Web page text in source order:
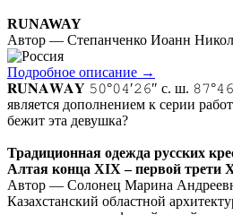
RUNAWAY
Автор — Степанченко Иоанн
Подробное описание →
𝐑𝐔𝐍𝐀𝐖𝐀𝐘 𝟻𝟶°𝟶𝟺′𝟸𝟼″ с. ш. 𝟾𝟽°𝟺𝟼
является дополнением к серии
бежит эта девушка?
Традиционная одежда русских
Алтая конца ХІХ – первой трети
Автор — Солонец Марина
Казахстанский областной